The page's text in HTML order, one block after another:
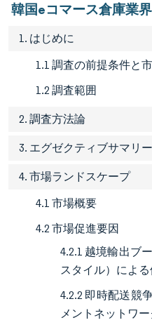
韓国eコマース倉庫業
1. はじめに
1.1 調査の前提条件と
1.2 調査範囲
2. 調査方法論
3. エグゼクティブサマリー
4. 市場ランドスケープ
4.1 市場概要
4.2 市場促進要因
4.2.1 越境輸出ブ
スタイル）によ
4.2.2 即時配送競
メントネットワ